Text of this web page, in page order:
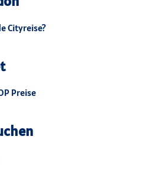
Cityreise?
Preise